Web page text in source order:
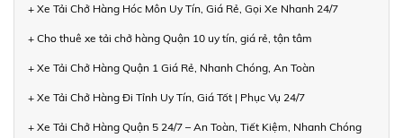
+ Xe Tải Chở Hàng Hóc Môn Uy Tín, Giá Rẻ, Gọi Xe Nhanh 24/7
+ Cho thuê xe tải chở hàng Quận 10 uy tín, giá rẻ, tận tâm
+ Xe Tải Chở Hàng Quận 1 Giá Rẻ, Nhanh Chóng, An Toàn
+ Xe Tải Chở Hàng Đi Tỉnh Uy Tín, Giá Tốt | Phục Vụ 24/7
+ Xe Tải Chở Hàng Quận 5 24/7 – An Toàn, Tiết Kiệm, Nhanh Chóng